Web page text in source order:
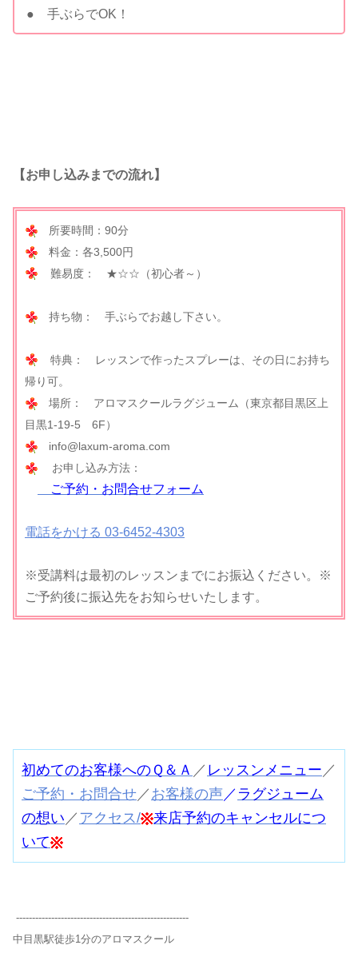
● 手ぶらでOK！
【お申し込みまでの流れ】
所要時間：90分
料金：各3,500円
難易度： ★☆☆（初心者～）
持ち物： 手ぶらでお越し下さい。
特典： レッスンで作ったスプレーは、その日にお持ち
帰り可。
場所： アロマスクールラグジューム（東京都目黒区上
目黒1-19-5 6F）
info@laxum-aroma.com
お申し込み方法：
ご予約・お問合せフォーム
電話をかける 03-6452-4303
※受講料は最初のレッスンまでにお振込ください。※
ご予約後に振込先をお知らせいたします。
初めてのお客様へのＱ＆Ａ ／ レッスンメニュー ／
ご予約・お問合せ ／ お客様の声 ／ ラグジューム
の想い ／ アクセス/
来店予約のキャンセルにつ
いて
------------------------------------------------------
中目黒駅徒歩1分のアロマスクール